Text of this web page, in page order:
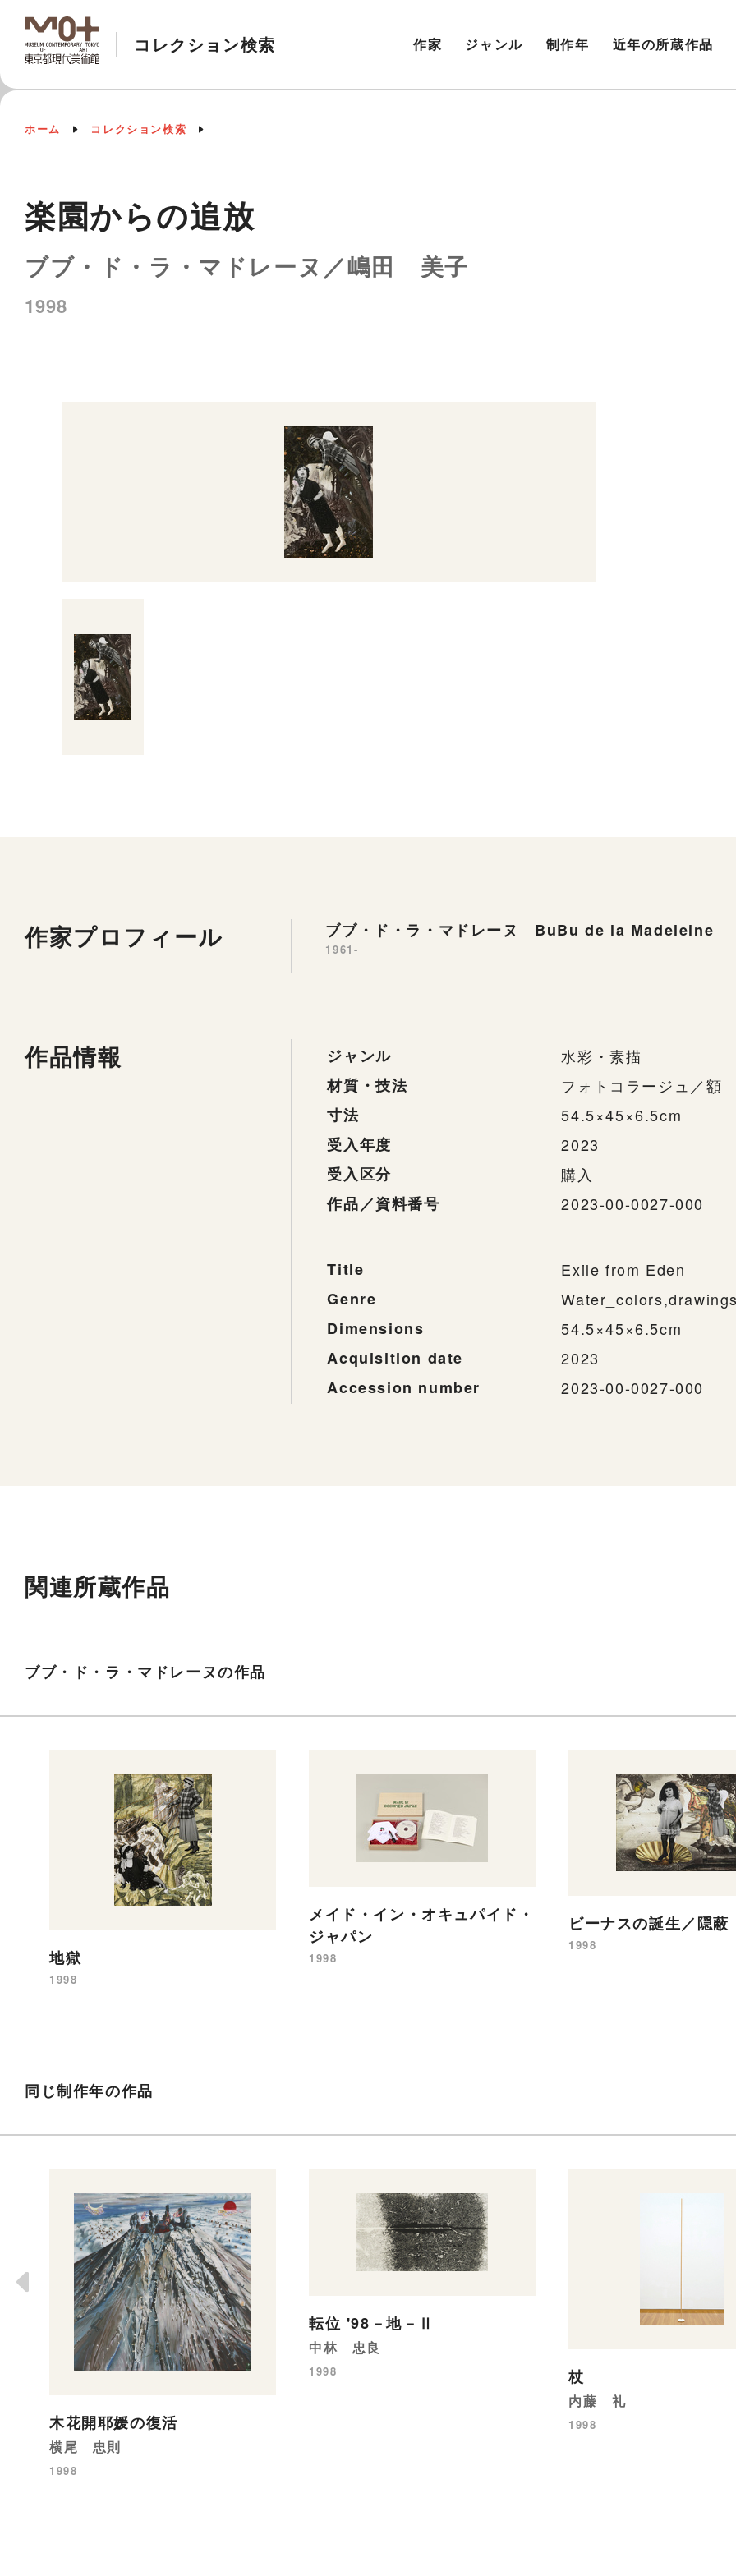
コレクション検索 作家 ジャンル 制作年 近年の所蔵作品
ホーム コレクション検索
楽園からの追放
ブブ・ド・ラ・マドレーヌ／嶋田 美子
1998
作家プロフィール ブブ・ド・ラ・マドレーヌ BuBu de la Madeleine
1961-
作品情報 ジャンル
水彩・素描
材質・技法
フォトコラージュ／額
寸法
54.5×45×6.5cm
受入年度
2023
受入区分
購入
作品／資料番号
2023-00-0027-000
Title
Exile from Eden
Genre
Dimensions
54.5×45×6.5cm
Acquisition date
2023
Accession number
2023-00-0027-000
関連所蔵作品
ブブ・ド・ラ・マドレーヌの作品
地獄
1998
メイド・イン・オキュパイド・
ジャパン
1998
ビーナスの誕生／隠蔽
1998
同じ制作年の作品
木花開耶媛の復活
横尾 忠則
1998
転位 '98－地－Ⅱ
中林 忠良
1998 杖
内藤 礼
1998